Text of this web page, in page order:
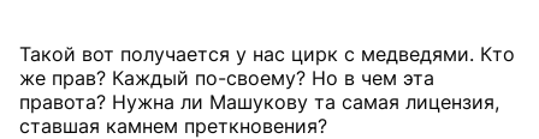
Такой вот получается у нас цирк с медведями. Кто
же прав? Каждый по-своему? Но в чем эта
правота? Нужна ли Машукову та самая лицензия,
ставшая камнем преткновения?